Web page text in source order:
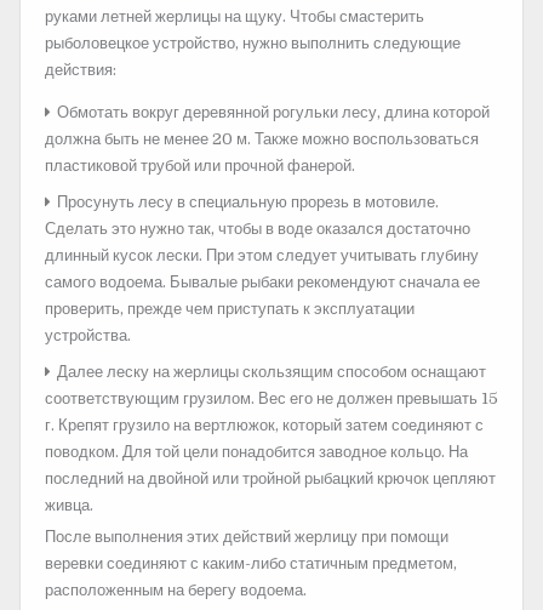
руками летней жерлицы на щуку. Чтобы смастерить
рыболовецкое устройство, нужно выполнить следующие
действия:
Обмотать вокруг деревянной рогульки лесу, длина которой
должна быть не менее 20 м. Также можно воспользоваться
пластиковой трубой или прочной фанерой.
Просунуть лесу в специальную прорезь в мотовиле.
Сделать это нужно так, чтобы в воде оказался достаточно
длинный кусок лески. При этом следует учитывать глубину
самого водоема. Бывалые рыбаки рекомендуют сначала ее
проверить, прежде чем приступать к эксплуатации
устройства.
Далее леску на жерлицы скользящим способом оснащают
соответствующим грузилом. Вес его не должен превышать 15
г. Крепят грузило на вертлюжок, который затем соединяют с
поводком. Для той цели понадобится заводное кольцо. На
последний на двойной или тройной рыбацкий крючок цепляют
живца.
После выполнения этих действий жерлицу при помощи
веревки соединяют с каким-либо статичным предметом,
расположенным на берегу водоема.